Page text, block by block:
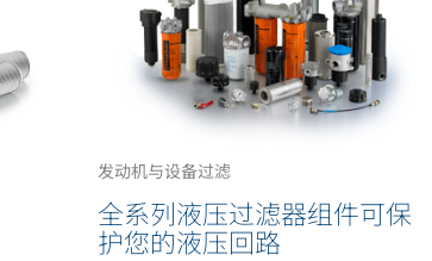
发动机与设备过滤
全系列液压过滤器组件可保
护您的液压回路